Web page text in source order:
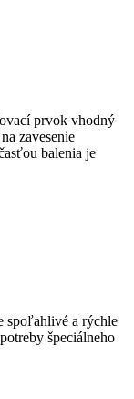
prvok vhodný
zavesenie
balenia je
spoľahlivé a rýchle
špeciálneho